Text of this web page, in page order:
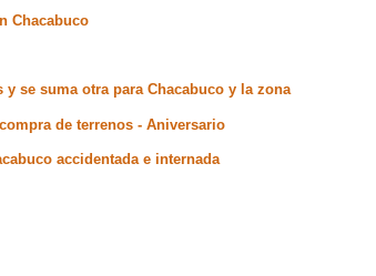
Chacabuco
se suma otra para Chacabuco y la zona
de terrenos - Aniversario
accidentada e internada